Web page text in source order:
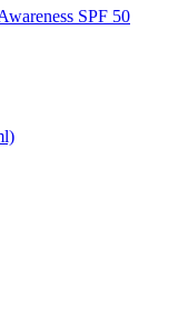
SPF 50